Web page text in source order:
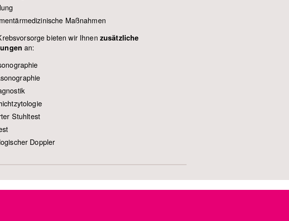
Maßnahmen
bieten wir Ihnen zusätzliche
an:
Stuhltest
Doppler